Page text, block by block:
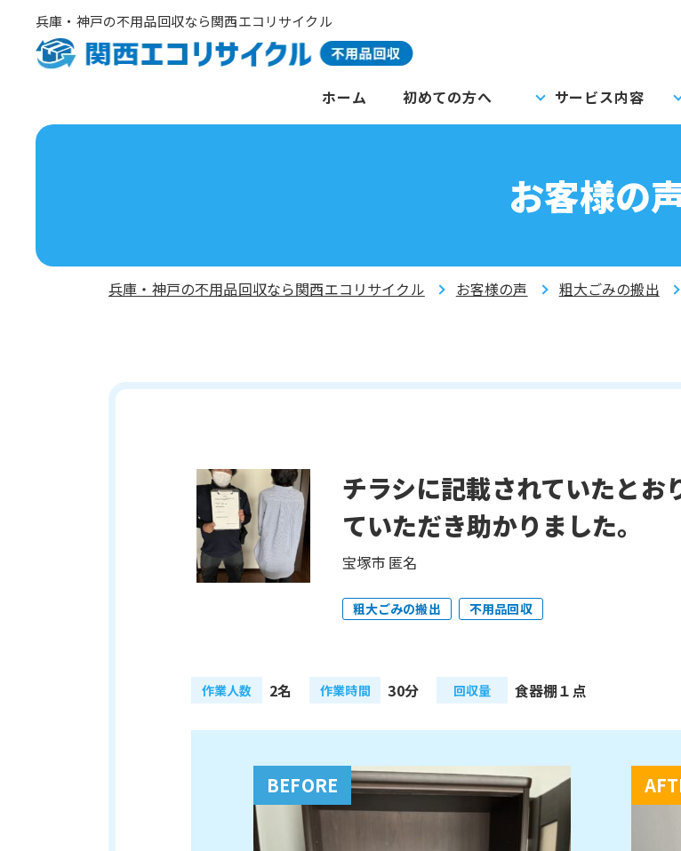
兵庫・神戸の不用品回収なら関西エコリサイクル
ホーム 初めての方へ サービス内容
お客様の
兵庫・神戸の不用品回収なら関西エコリサイクル お客様の声 粗大ごみの搬出
チラシに記載されていたとお
ていただき助かりました。
宝塚市 匿名
粗大ごみの搬出 不用品回収
作業人数 2名 作業時間 30分 回収量 食器棚１点